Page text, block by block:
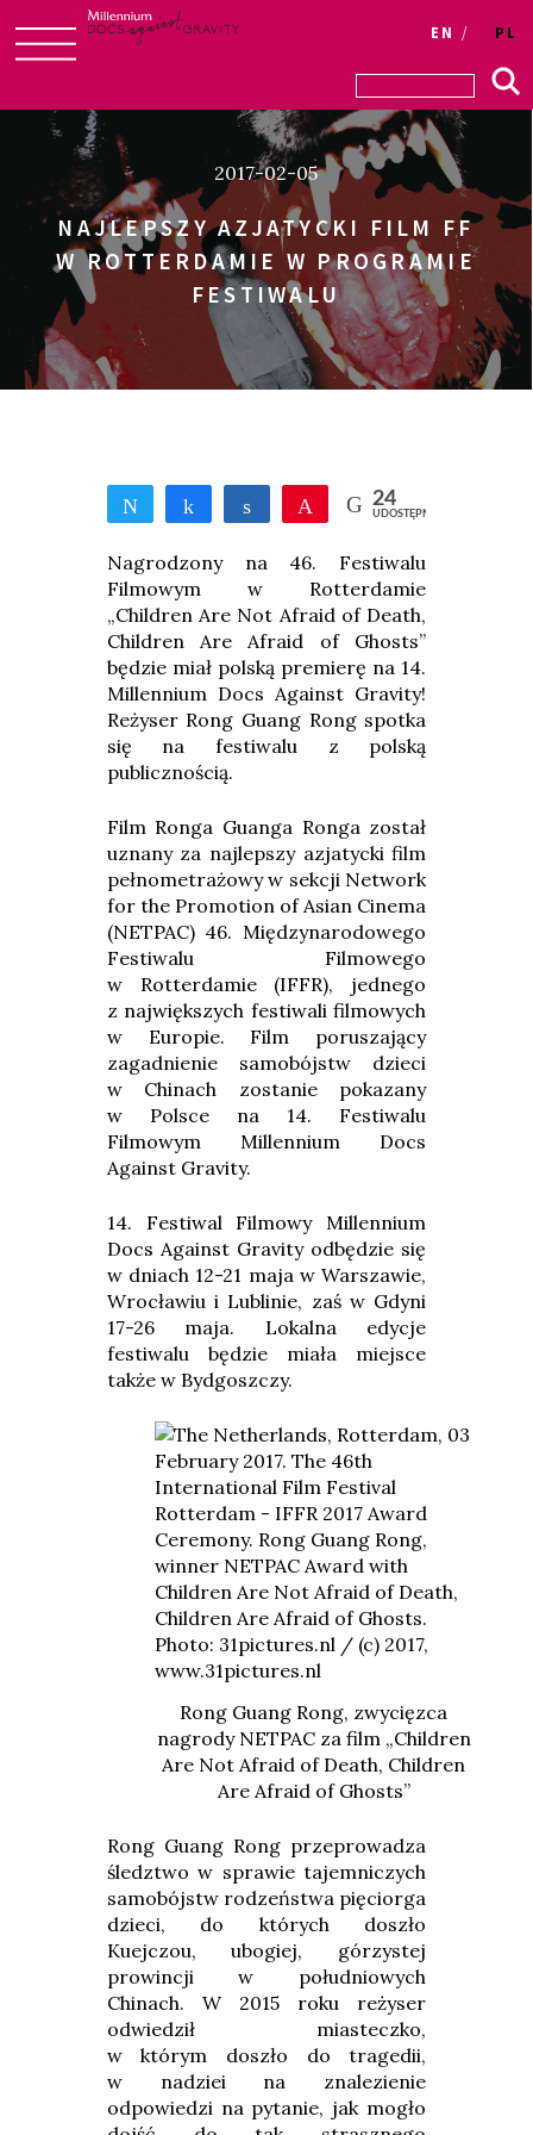
to
content
Login
EN PL
2017-02-05
NAJLEPSZY AZJATYCKI FILM FF
W ROTTERDAMIE W PROGRAMIE
FESTIWALU
Tweetnij UdostępnijUdostępnijPrzypnij
24
UDOSTĘPNIEŃ
Nagrodzony na 46. Festiwalu
Filmowym w Rotterdamie
„Children Are Not Afraid of Death,
Children Are Afraid of Ghosts”
będzie miał polską premierę na 14.
Millennium Docs Against Gravity!
Reżyser Rong Guang Rong spotka
się na festiwalu z polską
publicznością.
Film Ronga Guanga Ronga został
uznany za najlepszy azjatycki film
pełnometrażowy w sekcji Network
for the Promotion of Asian Cinema
(NETPAC) 46. Międzynarodowego
Festiwalu Filmowego
w Rotterdamie (IFFR), jednego
z największych festiwali filmowych
w Europie. Film poruszający
zagadnienie samobójstw dzieci
w Chinach zostanie pokazany
w Polsce na 14. Festiwalu
Filmowym Millennium Docs
Against Gravity.
14. Festiwal Filmowy Millennium
Docs Against Gravity odbędzie się
w dniach 12-21 maja w Warszawie,
Wrocławiu i Lublinie, zaś w Gdyni
17-26 maja. Lokalna edycje
festiwalu będzie miała miejsce
także w Bydgoszczy.
Rong Guang Rong, zwycięzca
nagrody NETPAC za film „Children
Are Not Afraid of Death, Children
Are Afraid of Ghosts”
Rong Guang Rong przeprowadza
śledztwo w sprawie tajemniczych
samobójstw rodzeństwa pięciorga
dzieci, do których doszło
Kuejczou, ubogiej, górzystej
prowincji w południowych
Chinach. W 2015 roku reżyser
odwiedził miasteczko,
w którym doszło do tragedii,
w nadziei na znalezienie
odpowiedzi na pytanie, jak mogło